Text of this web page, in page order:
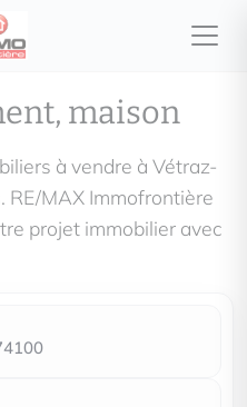
maison
à vendre à Vétraz-
RE/MAX Immofrontière
projet immobilier avec